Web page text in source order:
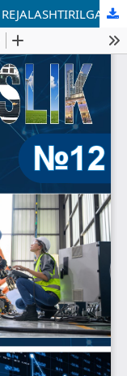
RESTORAN XIZMATLARI SOHASIDA REJALASHTIRILGAN ISTE’MOL XULQ-ATVORI SHAKLLANISHINING PSIXOLOGIK MEXANIZMLARI